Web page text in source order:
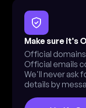
Make sure it's
Official
Official emails
We'll never ask
details by